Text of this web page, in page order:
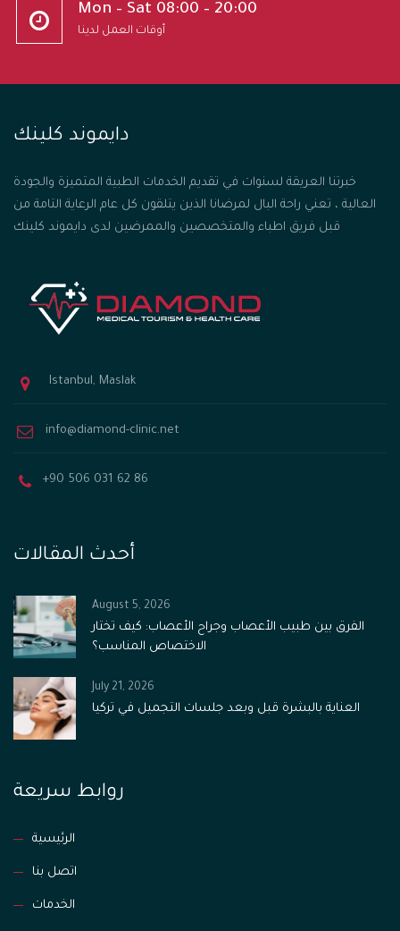
Mon – Sat 08:00 – 20:00
أوقات العمل لدينا
دايموند كلينك
خبرتنا العريقة لسنوات في تقديم الخدمات الطبية المتميزة والجودة
العالية ، تعني راحة البال لمرضانا الذين يتلقون كل عام الرعاية التامة من
قبل فريق اطباء والمتخصصين والممرضين لدى دايموند كلينك
Istanbul, Maslak
info@diamond-clinic.net
+90 506 031 62 86
أحدث المقالات
August 5, 2026
الفرق بين طبيب الأعصاب وجراح الأعصاب: كيف تختار
الاختصاص المناسب؟
July 21, 2026
العناية بالبشرة قبل وبعد جلسات التجميل في تركيا
روابط سريعة
الرئيسية
اتصل بنا
الخدمات